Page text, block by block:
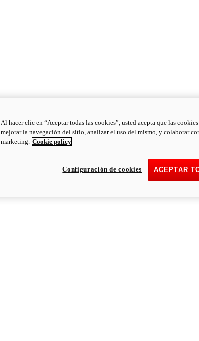
Al hacer clic en “Aceptar todas las cookies”, usted acepta que las
mejorar la navegación del sitio, analizar el uso del mismo, y colaborar
marketing. Cookie policy
ACEPTAR
Configuración de cookies